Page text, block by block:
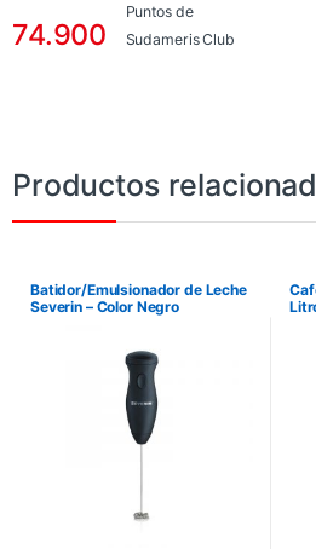
74.900
Puntos de
Sudameris Club
Productos
Batidor/Emulsionador de Leche
Severin – Color Negro